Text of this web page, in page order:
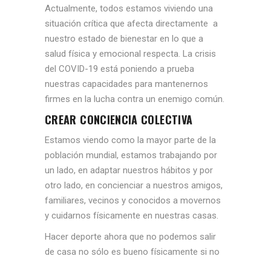
Actualmente, todos estamos viviendo una
situación crítica que afecta directamente a
nuestro estado de bienestar en lo que a
salud física y emocional respecta. La crisis
del COVID-19 está poniendo a prueba
nuestras capacidades para mantenernos
firmes en la lucha contra un enemigo común.
CREAR CONCIENCIA COLECTIVA
Estamos viendo como la mayor parte de la
población mundial, estamos trabajando por
un lado, en adaptar nuestros hábitos y por
otro lado, en concienciar a nuestros amigos,
familiares, vecinos y conocidos a movernos
y cuidarnos físicamente en nuestras casas.
Hacer deporte ahora que no podemos salir
de casa no sólo es bueno físicamente si no